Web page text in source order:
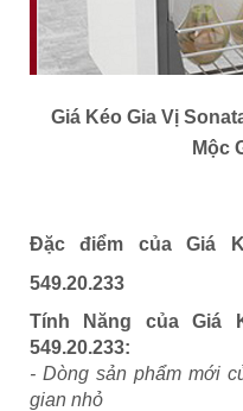
Giá Kéo Gia Vị
Mộc
Đặc điểm của Giá
549.20.233
Tính Năng củaGiá
549.20.233:
- Dòng sản phẩm mới
gian nhỏ